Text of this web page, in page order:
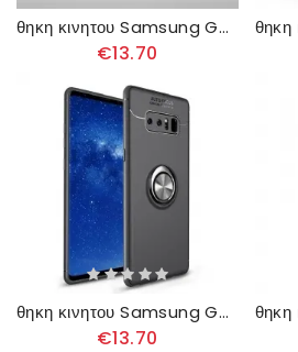
θηκη κινητου Samsung Galaxy Note 8 Υβριδικό Σχέδιο Με Δακτύλιο
€13.70
θηκη κινητου Samsung Galaxy Note 8 Περιστροφικός Δακτύλιος
€13.70